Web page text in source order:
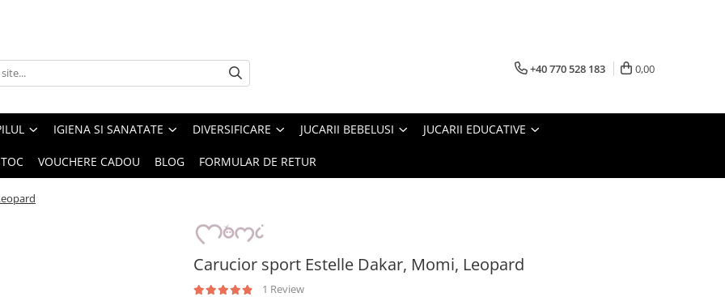
+40 770 528 183 0,00
IGIENA SI SANATATE DIVERSIFICARE JUCARII BEBELUSI JUCARII EDUCATIVE
VOUCHERE CADOU BLOG FORMULAR DE RETUR
Carucior sport Estelle Dakar, Momi, Leopard
1 Review